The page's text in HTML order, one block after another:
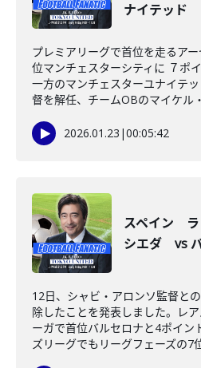
ナイテッド
プレミアリーグで首位を走るア
位マンチェスターシティに ７ポ
一方のマンチェスターユナイテ
督を解任、チームOBのマイケル
2026.01.23 |00:05:42
スペイン ラ
シエダ vs
12日、シャビ・アロンソ監督と
除したことを発表しました。レ
ーガで首位バルセロナと4ポイン
ズリーグでもリーグフェーズの7